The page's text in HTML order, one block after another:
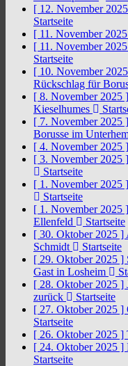
[ 12. November
Startseite
[ 11. November
[ 11. November
Startseite
[ 10. November
Rückschlag für
[ 8. November 2025 ]
Kieselhumes
[ 7. November 2025 ]
Borusse im
[ 4. November 2025 ]
[ 3. November 2025 ]
Startseite
[ 1. November 2025 ]
Startseite
[ 1. November 2025 ]
Ellenfeld
Startseite
[ 30. Oktober 2025 ]
Schmidt
Startseite
[ 29. Oktober 2025 ]
Gast in Losheim
[ 28. Oktober 2025 ]
zurück
Startseite
[ 27. Oktober 2025 ]
Startseite
[ 26. Oktober 2025 ]
[ 24. Oktober 2025 ]
Startseite